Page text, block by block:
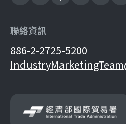
聯絡資訊
886-2-2725-5200